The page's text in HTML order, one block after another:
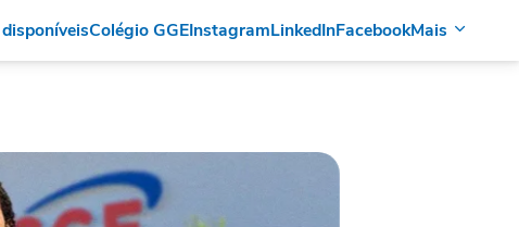
Colégio GGEInstagramLinkedInFacebookMais